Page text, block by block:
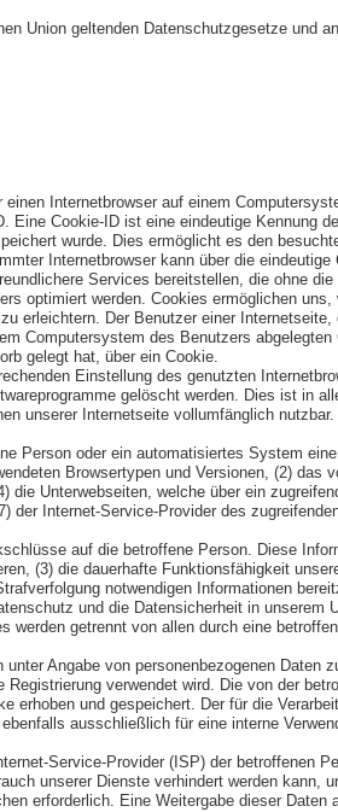
Union geltenden Datenschutzgesetze und
Internetbrowser auf einem
Cookie-ID ist eine eindeutige Kennung
wurde. Dies ermöglicht es den
Internetbrowser kann über die
Services bereitstellen, die ohne
optimiert werden. Cookies ermöglichen
erleichtern. Der Benutzer einer
Computersystem des Benutzers
gelegt hat, über ein Cookie.
Einstellung des genutzten
gelöscht werden. Dies ist in
unserer Internetseite vollumfänglich nutzbar.
Person oder ein automatisiertes System
Browsertypen und Versionen, (2)
Unterwebseiten, welche über ein
Internet-Service-Provider des
auf die betroffene Person. Diese
(3) die dauerhafte Funktionsfähigkeit
notwendigen Informationen
und die Datensicherheit in
getrennt von allen durch eine
Angabe von personenbezogenen Daten
verwendet wird. Die von der
und gespeichert. Der für die
ausschließlich für eine interne
Service-Provider (ISP) der betroffenen
unserer Dienste verhindert werden kann,
erforderlich. Eine Weitergabe dieser